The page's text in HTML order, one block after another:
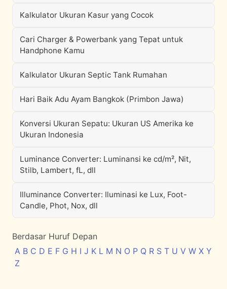
Kalkulator Ukuran Kasur yang Cocok
Cari Charger & Powerbank yang Tepat untuk
Handphone Kamu
Kalkulator Ukuran Septic Tank Rumahan
Hari Baik Adu Ayam Bangkok (Primbon Jawa)
Konversi Ukuran Sepatu: Ukuran US Amerika ke
Ukuran Indonesia
Luminance Converter: Luminansi ke cd/m², Nit,
Stilb, Lambert, fL, dll
Illuminance Converter: Iluminasi ke Lux, Foot-
Candle, Phot, Nox, dll
Berdasar Huruf Depan
A B C D E F G H I J K L M N O P Q R S T U V W X Y
Z